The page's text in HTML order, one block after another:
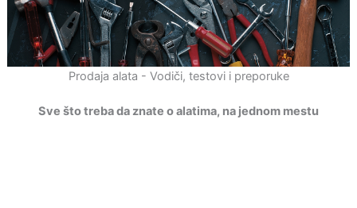
Prodaja alata - Vodiči, testovi i preporuke
Sve što treba da znate o alatima, na jednom mestu